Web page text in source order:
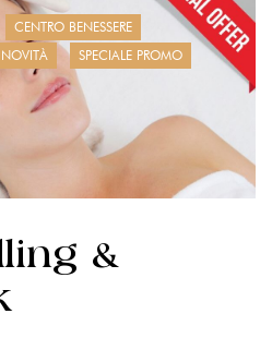
CENTRO BENESSERE
NOVITÀ
SPECIALE PROMO
&